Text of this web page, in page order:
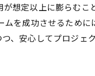
想定以上に膨らむ
ムを成功させるため
、安心してプロジェ